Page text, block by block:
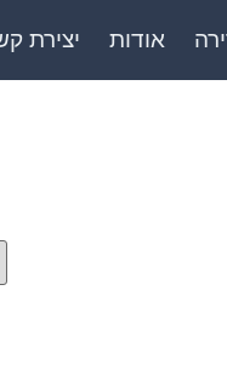
אודות יצירת